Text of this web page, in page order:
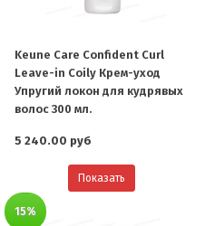
Keune Care Confident Curl
Leave-in Coily Крем-уход
Упругий локон для кудрявых
волос 300 мл.
5 240.00 руб
Показать
15%